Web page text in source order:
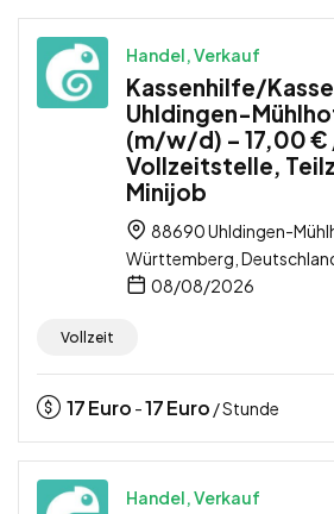
Handel, Verkauf
Kassenhilfe/
Uhldingen-
(m/w/d) – 17,00 €
Vollzeitstelle,
Minijob
88690 Uhldingen-
Württemberg,
08/08/2026
Vollzeit
17Euro -17Euro / Stunde
Handel, Verkauf